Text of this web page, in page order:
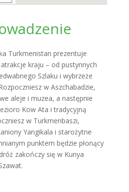
Turkmenistan prezentuje
kraju – od pustynnych
Szlaku i wybrzeże
w Aszchabadzie,
aleje i muzea, a następnie
Kow Ata i tradycyjną
w Turkmenbaszi,
Yangikala i starożytne
punktem będzie płonący
zakończy się w Kunya